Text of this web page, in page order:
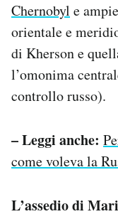
Chernobyl e
orientale e
di Kherson e
l’omonima
controllo russo).
– Leggi anche:
come voleva la
L’assedio di